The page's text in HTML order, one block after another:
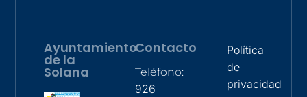
Ayuntamiento
de la
Solana
Contacto
Teléfono:
926
Política
de
privacidad